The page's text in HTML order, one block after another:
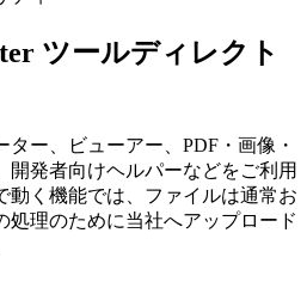
ツールディレクト
ター、ビューアー、PDF・画像・
開発者向けヘルパーなどをご利用
動く機能では、ファイルは通常お
処理のために当社へアップロード